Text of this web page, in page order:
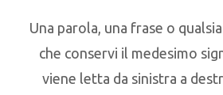
Una parola, una frase o
che conservi il medesimo
viene letta da sinistra a